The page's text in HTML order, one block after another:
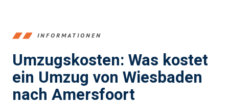
INFORMATIONEN
Umzugskosten: Was kostet
ein Umzug von Wiesbaden
nach Amersfoort